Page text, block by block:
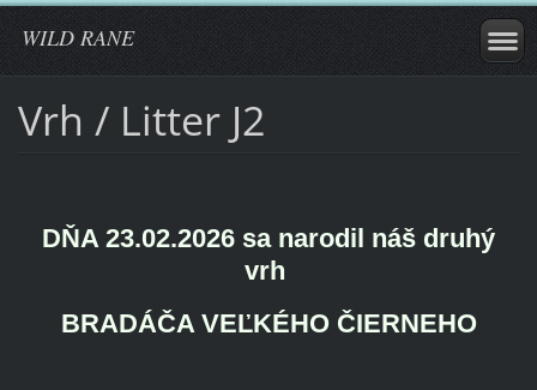
WILD RANE
Vrh / Litter J2
DŇA 23.02.2026 sa narodil náš druhý
vrh
BRADÁČA VEĽKÉHO ČIERNEHO